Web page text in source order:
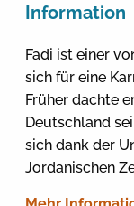
Information
Fadi ist einer
sich für eine
Früher dachte
Deutschland
sich dank der
Jordanischen